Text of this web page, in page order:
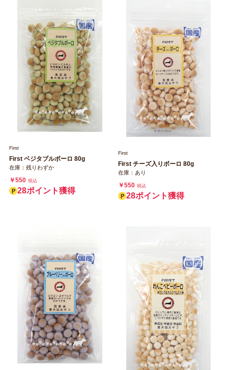
First
First ベジタブルボーロ 80g
在庫：残りわずか
￥550 税込
28ポイント獲得
First
First チーズ入りボーロ 80g
在庫：あり
￥550 税込
28ポイント獲得